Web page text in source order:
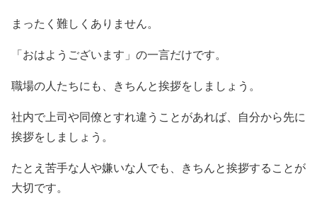
まったく難しくありません。
「おはようございます」の一言だけです。
職場の人たちにも、きちんと挨拶をしましょう。
社内で上司や同僚とすれ違うことがあれば、自分から先に
挨拶をしましょう。
たとえ苦手な人や嫌いな人でも、きちんと挨拶することが
大切です。